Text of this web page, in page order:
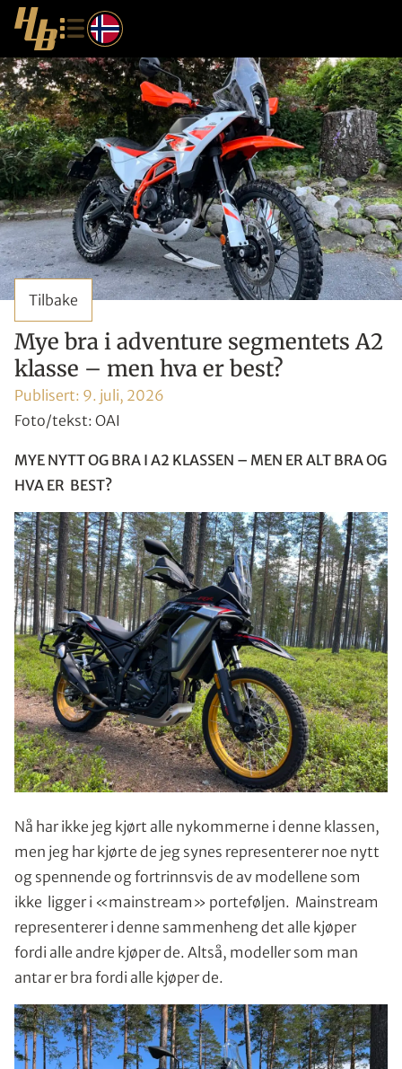
Tilbake
Mye bra i adventure segmentets A2
klasse – men hva er best?
Publisert: 9. juli, 2026
Foto/tekst: OAI
MYE NYTT OG BRA I A2 KLASSEN – MEN ER ALT BRA OG
HVA ER BEST?
Nå har ikke jeg kjørt alle nykommerne i denne klassen,
men jeg har kjørte de jeg synes representerer noe nytt
og spennende og fortrinnsvis de av modellene som
ikke ligger i «mainstream» porteføljen. Mainstream
representerer i denne sammenheng det alle kjøper
fordi alle andre kjøper de. Altså, modeller som man
antar er bra fordi alle kjøper de.